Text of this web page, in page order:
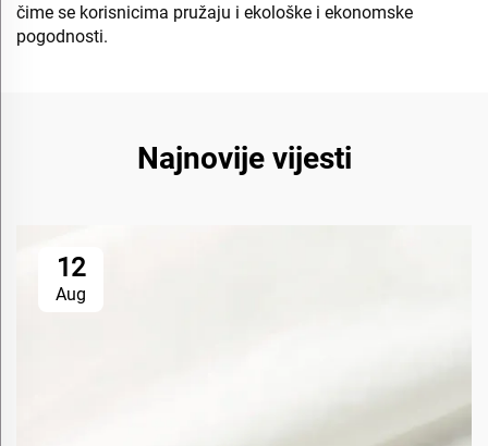
čime se korisnicima pružaju i ekološke i ekonomske
pogodnosti.
Najnovije vijesti
12
Aug